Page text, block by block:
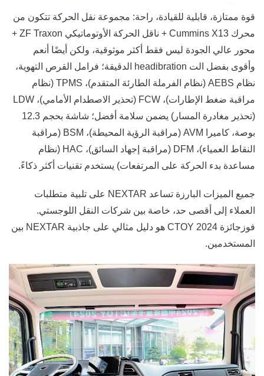
قوة ممتازة، قابلية للقيادة، راحة: مجموعة نقل الحركة تتكون من
محرك Cummins X13 + ناقل الحركة الأوتوماتيكي ZF Traxon +
محور عالي الجودة ليس فقط أكثر موثوقية، ولكن أيضًا أنعم
وأقوى بفضل الت headibration الدقيقة؛ فرامل القرص التهوية،
نظام AEBS (نظام الفرملة الطارئة المتقدم)، TPMS (نظام
مراقبة ضغط الإطارات)، FCW (تحذير الاصطدام الأمامي)، LDW
(تحذير مغادرة المسار) يضمن سلامة أفضل؛ شاشة بحجم 12.3
بوصة، كاميرا AVM (مراقبة الرؤية المحيطة)، BSM (مراقبة
النقاط العمياء)، DFM (مراقبة إجهاد السائق)، HAC (نظام
مساعدة بدء الحركة على المرتفعات) يستخدم تقنيات أكثر ذكاءً.
جميع الميزات البارزة تساعد NEXTAR على تلبية متطلبات
العملاء إلى أقصى حد، خاصة بين شركات النقل اللوجستي.
فوزجائزة CTOY 2024 هو دليل مثالي على جاذبية NEXTAR بين
المستخدمين.